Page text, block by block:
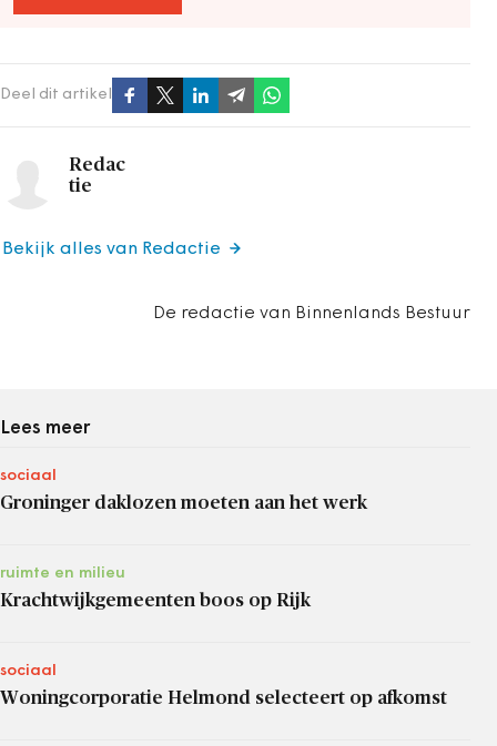
Deel dit artikel
Redac
tie
De redactie van Binnenlands Bestuur
Bekijk alles van Redactie
Lees meer
sociaal
Groninger daklozen moeten aan het werk
ruimte en milieu
Krachtwijkgemeenten boos op Rijk
sociaal
Woningcorporatie Helmond selecteert op afkomst